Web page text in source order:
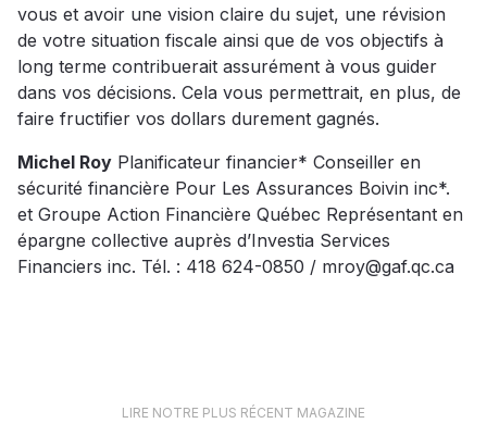
vous et avoir une vision claire du sujet, une révision
de votre situation fiscale ainsi que de vos objectifs à
long terme contribuerait assurément à vous guider
dans vos décisions. Cela vous permettrait, en plus, de
faire fructifier vos dollars durement gagnés.
Michel Roy Planificateur financier* Conseiller en
sécurité financière Pour Les Assurances Boivin inc*.
et Groupe Action Financière Québec Représentant en
épargne collective auprès d’Investia Services
Financiers inc. Tél. : 418 624-0850 / mroy@gaf.qc.ca
LIRE NOTRE PLUS RÉCENT MAGAZINE